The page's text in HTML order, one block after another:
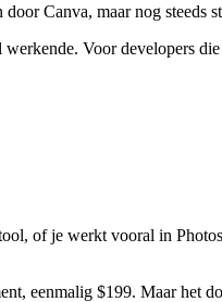
Canva, maar nog
Voor developers
of je werkt vooral in
eenmalig $199. Maar het